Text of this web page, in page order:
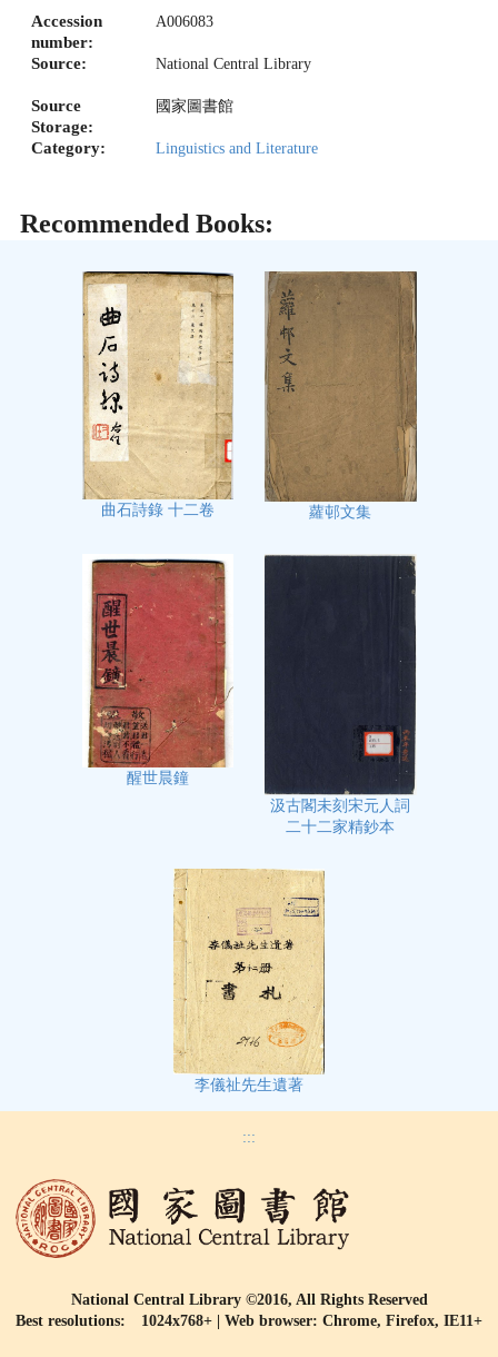
Accession
number:
A006083
Source: National Central Library
Source
Storage:
國家圖書館
Category: Linguistics and Literature
Recommended Books:
曲石詩錄 十二卷 蘿邨文集
醒世晨鐘
汲古閣未刻宋元人詞
二十二家精鈔本
李儀祉先生遺著
:::
National Central Library ©2016, All Rights Reserved
Best resolutions: 1024x768+ | Web browser: Chrome, Firefox, IE11+